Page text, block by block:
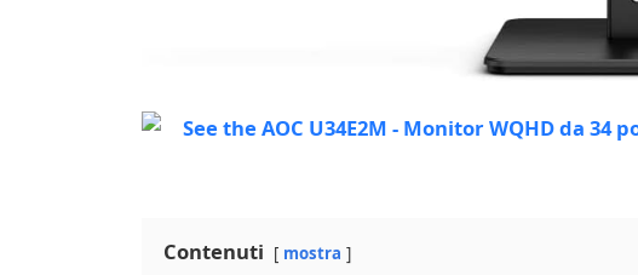
Contenuti mostra